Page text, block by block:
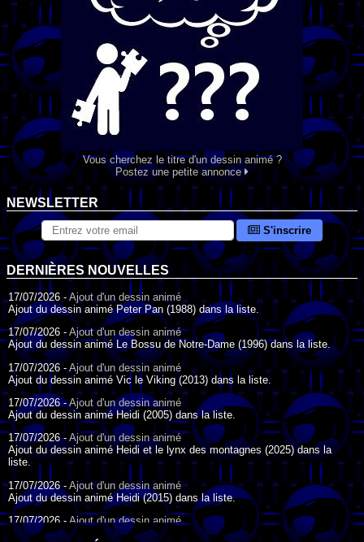
Vous cherchez le titre d'un dessin animé ?
Postez une petite annonce
NEWSLETTER
S'inscrire
DERNIÈRES NOUVELLES
17/07/2026 -Ajout d'un dessin animé
Ajout du dessin animé Peter Pan (1988) dans la liste.
17/07/2026 - Ajout d'un dessin animé
Ajout du dessin animé Le Bossu de Notre-Dame (1996) dans la liste.
17/07/2026 -Ajout d'un dessin animé
Ajout du dessin animé Vic le Viking (2013) dans la liste.
17/07/2026 -Ajout d'un dessin animé
Ajout du dessin animé Heidi (2005) dans la liste.
17/07/2026 -Ajout d'un dessin animé
Ajout du dessin animé Heidi et le lynx des montagnes (2025) dans la
liste.
17/07/2026 -Ajout d'un dessin animé
Ajout du dessin animé Heidi (2015) dans la liste.
17/07/2026 - Ajout d'un dessin animé
Ajout du dessin animé Heidi (1995) dans la liste.